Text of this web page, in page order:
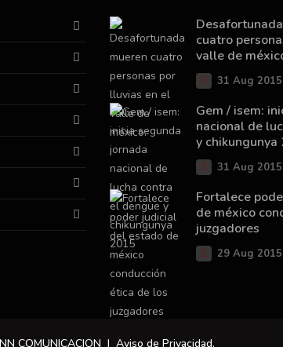
cuatro
valle de
31 Aug 2015
Gem / isem:
nacional de
y chikungunya
31 Aug 2015
Fortalece
de méxico
juzgadores
29 Aug 2015
COMUNICACION | Aviso de Privacidad.